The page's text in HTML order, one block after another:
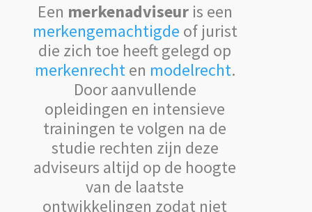
Een merkenadviseuris een
merkengemachtigde of jurist
die zich toe heeft gelegd op
merkenrechten modelrecht.
Door aanvullende
opleidingen en intensieve
trainingen te volgen na de
studie rechten zijn deze
adviseurs altijd op de hoogte
van de laatste
ontwikkelingen zodat niet